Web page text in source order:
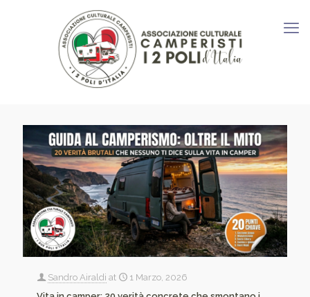
Sandro Airaldi at
1 Marzo, 2026